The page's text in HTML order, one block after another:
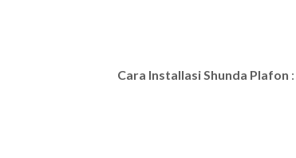
Cara Installasi Shunda Plafon :